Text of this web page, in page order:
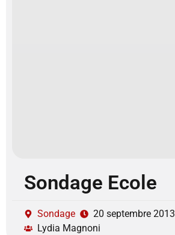
Sondage Ecole
Sondage
20 septembre 2013
Lydia Magnoni